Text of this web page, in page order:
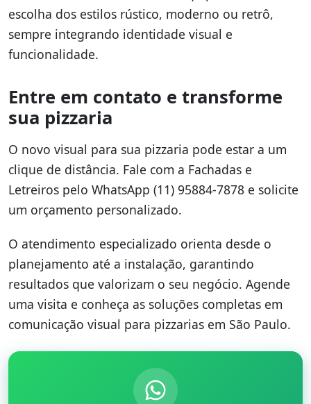
escolha dos estilos rústico, moderno ou retrô,
sempre integrando identidade visual e
funcionalidade.
Entre em contato e transforme
sua pizzaria
O novo visual para sua pizzaria pode estar a um
clique de distância. Fale com a Fachadas e
Letreiros pelo WhatsApp (11) 95884-7878 e solicite
um orçamento personalizado.
O atendimento especializado orienta desde o
planejamento até a instalação, garantindo
resultados que valorizam o seu negócio. Agende
uma visita e conheça as soluções completas em
comunicação visual para pizzarias em São Paulo.